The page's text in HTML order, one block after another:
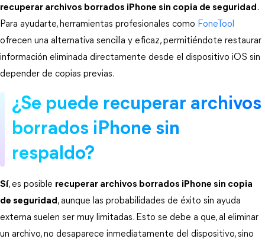
recuperar archivos borrados iPhone sin copia de seguridad.
Para ayudarte, herramientas profesionales como FoneTool
ofrecen una alternativa sencilla y eficaz, permitiéndote restaurar
información eliminada directamente desde el dispositivo iOS sin
depender de copias previas.
¿Se puede recuperar archivos
borrados iPhone sin
respaldo?
Sí, es posible recuperar archivos borrados iPhone sin copia
de seguridad, aunque las probabilidades de éxito sin ayuda
externa suelen ser muy limitadas. Esto se debe a que, al eliminar
un archivo, no desaparece inmediatamente del dispositivo, sino